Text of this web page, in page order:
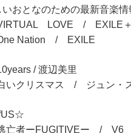
おとなのための最新音楽
LOVE / EXILE＋
Nation / EXILE
/ 渡辺美里
クリスマス / ジュン・ス
亡者ーFUGITIVEー / V6